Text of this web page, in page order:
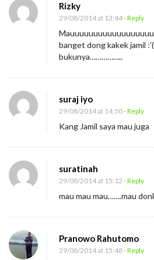
a
B
u
k
G
r
i
s
?
Rizky
29/08/2014 at 13:44- Reply
banget dong kakek jamil
bukunya……………..
suraj iyo
29/08/2014 at 14:50- Reply
Kang Jamil saya mau juga
suratinah
29/08/2014 at 15:12 - Reply
mau mau mau…….mau
Pranowo Rahutomo
29/08/2014 at 15:48- Reply